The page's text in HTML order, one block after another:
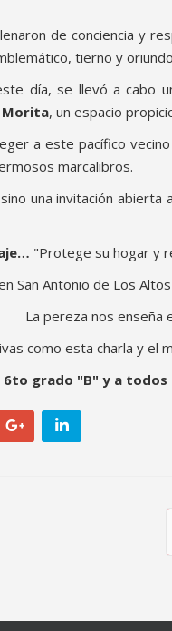
de conciencia y
tierno y
día, se llevó a cabo
Morita, un espacio
a este pacífico
marcalibros.
una invitación
"Protege su hogar y
San Antonio de Los
La pereza nos enseña
como esta charla y el
6to grado "B" y a